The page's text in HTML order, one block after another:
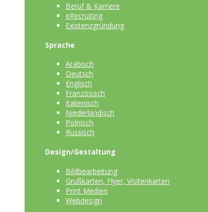
Beruf & Karriere
eRecruiting
Existenzgründung
Sprache
Arabisch
Deutsch
Englisch
Französisch
Italienisch
Niederländisch
Polnisch
Russisch
Design/Gestaltung
Bildbearbeitung
Grußkarten, Flyer, Visitenkarten
Print Medien
Webdesign